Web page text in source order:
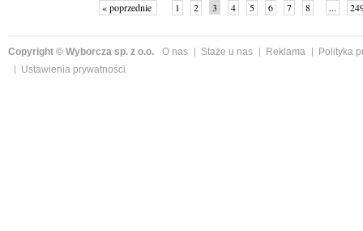
« poprzednie 1 2 3 4 5 6 7 8 ...
Copyright © Wyborcza sp. z o.o. O nas Staże u nas Reklama
Polityka
Ustawienia prywatności